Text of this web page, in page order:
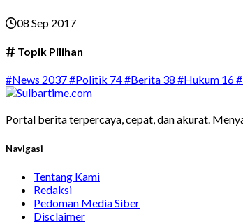
08 Sep 2017
Topik Pilihan
#News 2037#Politik 74#Berita 38 #Hukum 16
Portal berita terpercaya, cepat, dan akurat.
Navigasi
Tentang Kami
Redaksi
Pedoman Media Siber
Disclaimer